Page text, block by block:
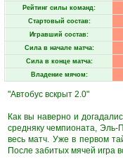
Рейтинг силы команд:
Стартовый состав:
Игравший состав:
Сила в начале матча:
Сила в конце матча:
Владение мячом:
"Автобус вскрыт 2.0"
Как вы наверно и
средняку чемпионата, Эль-
весь матч. Уже в первом
После забитых мячей игра